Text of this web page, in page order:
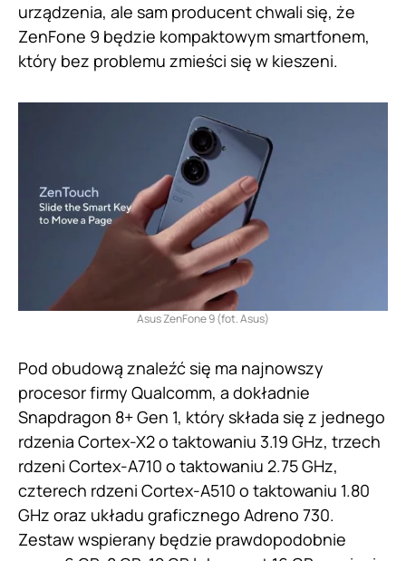
urządzenia, ale sam producent chwali się, że
ZenFone 9 będzie kompaktowym smartfonem,
który bez problemu zmieści się w kieszeni.
Asus ZenFone 9 (fot. Asus)
Pod obudową znaleźć się ma najnowszy
procesor firmy Qualcomm, a dokładnie
Snapdragon 8+ Gen 1, który składa się z jednego
rdzenia Cortex-X2 o taktowaniu 3.19 GHz, trzech
rdzeni Cortex-A710 o taktowaniu 2.75 GHz,
czterech rdzeni Cortex-A510 o taktowaniu 1.80
GHz oraz układu graficznego Adreno 730.
Zestaw wspierany będzie prawdopodobnie